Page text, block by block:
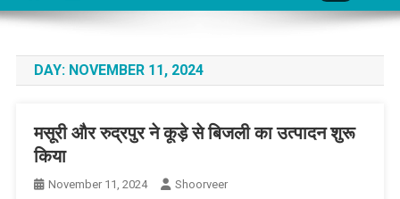
DAY: NOVEMBER 11, 2024
मसूरी और रुद्रपुर ने कूड़े से बिजली का उत्पादन शुरू
किया
November 11, 2024 Shoorveer